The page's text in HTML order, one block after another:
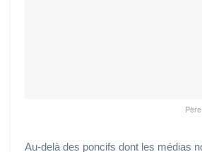
Au-delà des poncifs dont les médias